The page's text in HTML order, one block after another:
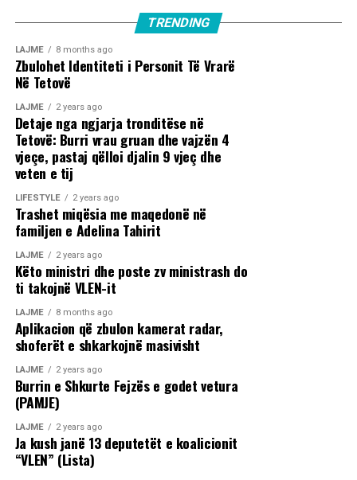
TRENDING
LAJME 8 months ago
Zbulohet Identiteti i Personit Të Vrarë
Në Tetovë
LAJME 2 years ago
Detaje nga ngjarja tronditëse në
Tetovë: Burri vrau gruan dhe vajzën 4
vjeçe, pastaj qëlloi djalin 9 vjeç dhe
veten e tij
LIFESTYLE 2 years ago
Trashet miqësia me maqedonë në
familjen e Adelina Tahirit
LAJME 2 years ago
Këto ministri dhe poste zv ministrash do
ti takojnë VLEN-it
LAJME 8 months ago
Aplikacion që zbulon kamerat radar,
shoferët e shkarkojnë masivisht
LAJME 2 years ago
Burrin e Shkurte Fejzës e godet vetura
(PAMJE)
LAJME 2 years ago
Ja kush janë 13 deputetët e koalicionit
“VLEN” (Lista)